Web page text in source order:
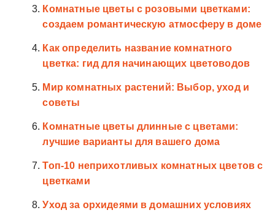
Комнатные цветы с розовыми цветками:
создаем романтическую атмосферу в доме
Как определить название комнатного
цветка: гид для начинающих цветоводов
Мир комнатных растений: Выбор, уход и
советы
Комнатные цветы длинные с цветами:
лучшие варианты для вашего дома
Топ-10 неприхотливых комнатных цветов с
цветками
Уход за орхидеями в домашних условиях